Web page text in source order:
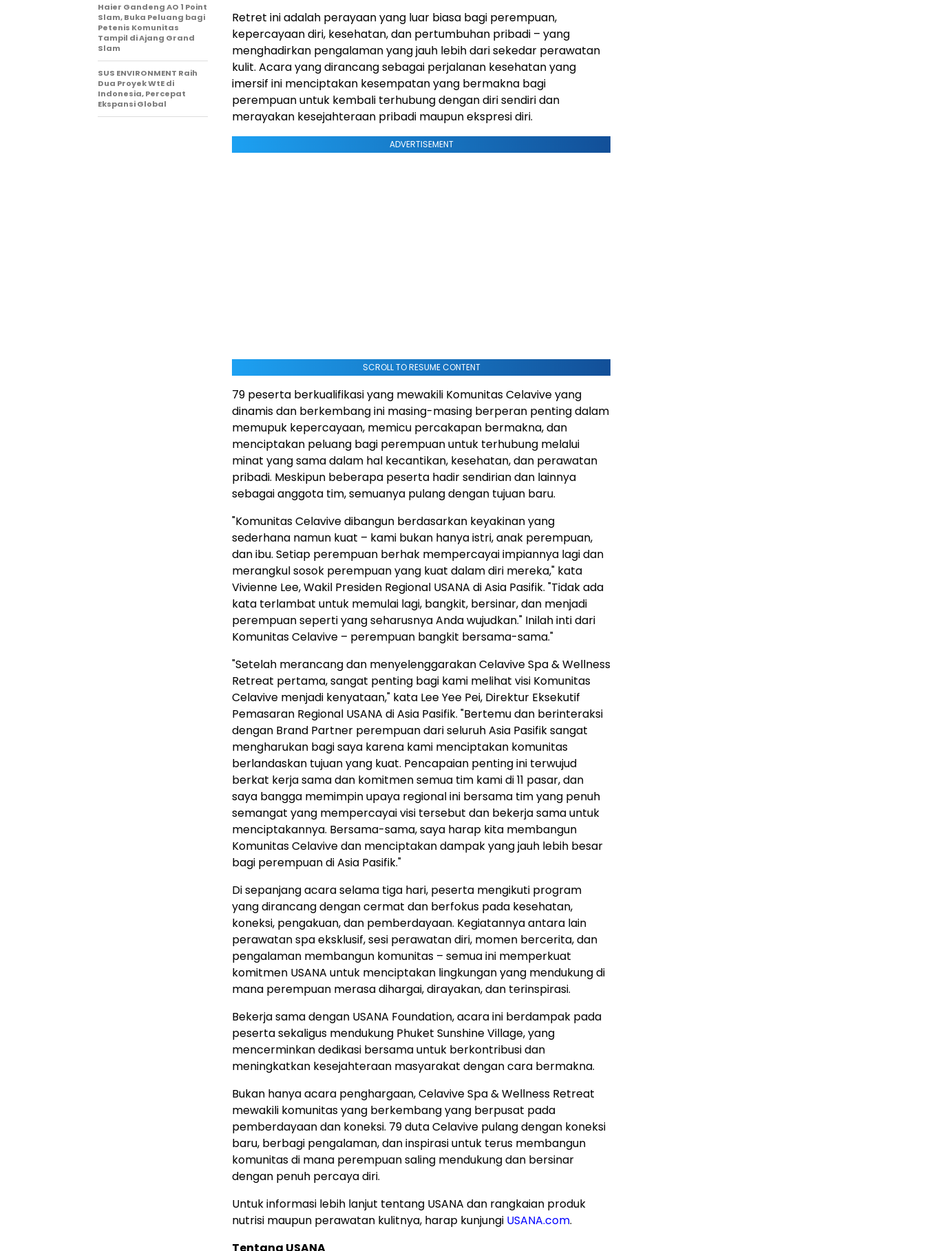
Retret ini adalah perayaan yang luar biasa bagi perempuan,
kepercayaan diri, kesehatan, dan pertumbuhan pribadi – yang
menghadirkan pengalaman yang jauh lebih dari sekedar perawatan
kulit. Acara yang dirancang sebagai perjalanan kesehatan yang
imersif ini menciptakan kesempatan yang bermakna bagi
perempuan untuk kembali terhubung dengan diri sendiri dan
merayakan kesejahteraan pribadi maupun ekspresi diri.
ADVERTISEMENT
SCROLL TO RESUME CONTENT
79 peserta berkualifikasi yang mewakili Komunitas Celavive yang
dinamis dan berkembang ini masing-masing berperan penting dalam
memupuk kepercayaan, memicu percakapan bermakna, dan
menciptakan peluang bagi perempuan untuk terhubung melalui
minat yang sama dalam hal kecantikan, kesehatan, dan perawatan
pribadi. Meskipun beberapa peserta hadir sendirian dan lainnya
sebagai anggota tim, semuanya pulang dengan tujuan baru.
"Komunitas Celavive dibangun berdasarkan keyakinan yang
sederhana namun kuat – kami bukan hanya istri, anak perempuan,
dan ibu. Setiap perempuan berhak mempercayai impiannya lagi dan
merangkul sosok perempuan yang kuat dalam diri mereka," kata
Vivienne Lee, Wakil Presiden Regional USANA di Asia Pasifik. "Tidak ada
kata terlambat untuk memulai lagi, bangkit, bersinar, dan menjadi
perempuan seperti yang seharusnya Anda wujudkan." Inilah inti dari
Komunitas Celavive – perempuan bangkit bersama-sama."
"Setelah merancang dan menyelenggarakan Celavive Spa & Wellness
Retreat pertama, sangat penting bagi kami melihat visi Komunitas
Celavive menjadi kenyataan," kata Lee Yee Pei, Direktur Eksekutif
Pemasaran Regional USANA di Asia Pasifik. "Bertemu dan berinteraksi
dengan Brand Partner perempuan dari seluruh Asia Pasifik sangat
mengharukan bagi saya karena kami menciptakan komunitas
berlandaskan tujuan yang kuat. Pencapaian penting ini terwujud
berkat kerja sama dan komitmen semua tim kami di 11 pasar, dan
saya bangga memimpin upaya regional ini bersama tim yang penuh
semangat yang mempercayai visi tersebut dan bekerja sama untuk
menciptakannya. Bersama-sama, saya harap kita membangun
Komunitas Celavive dan menciptakan dampak yang jauh lebih besar
bagi perempuan di Asia Pasifik."
Di sepanjang acara selama tiga hari, peserta mengikuti program
yang dirancang dengan cermat dan berfokus pada kesehatan,
koneksi, pengakuan, dan pemberdayaan. Kegiatannya antara lain
perawatan spa eksklusif, sesi perawatan diri, momen bercerita, dan
pengalaman membangun komunitas – semua ini memperkuat
komitmen USANA untuk menciptakan lingkungan yang mendukung di
mana perempuan merasa dihargai, dirayakan, dan terinspirasi.
Bekerja sama dengan USANA Foundation, acara ini berdampak pada
peserta sekaligus mendukung Phuket Sunshine Village, yang
mencerminkan dedikasi bersama untuk berkontribusi dan
meningkatkan kesejahteraan masyarakat dengan cara bermakna.
Bukan hanya acara penghargaan, Celavive Spa & Wellness Retreat
mewakili komunitas yang berkembang yang berpusat pada
pemberdayaan dan koneksi. 79 duta Celavive pulang dengan koneksi
baru, berbagi pengalaman, dan inspirasi untuk terus membangun
komunitas di mana perempuan saling mendukung dan bersinar
dengan penuh percaya diri.
Untuk informasi lebih lanjut tentang USANA dan rangkaian produk
nutrisi maupun perawatan kulitnya, harap kunjungi USANA.com.
Tentang USANA
Haier Gandeng AO 1 Point
Slam, Buka Peluang bagi
Petenis Komunitas
Tampil di Ajang Grand
Slam
SUS ENVIRONMENT Raih
Dua Proyek WtE di
Indonesia, Percepat
Ekspansi Global